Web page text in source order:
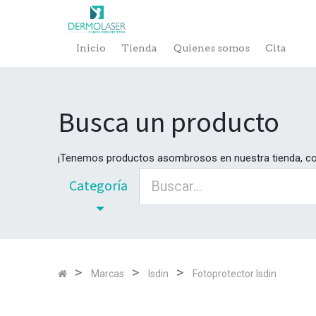
Inicio Tienda Quienes somos Cita
Busca un producto
¡Tenemos productos asombrosos en nuestra tienda,
Categoría
Marcas Isdin Fotoprotector Isdin